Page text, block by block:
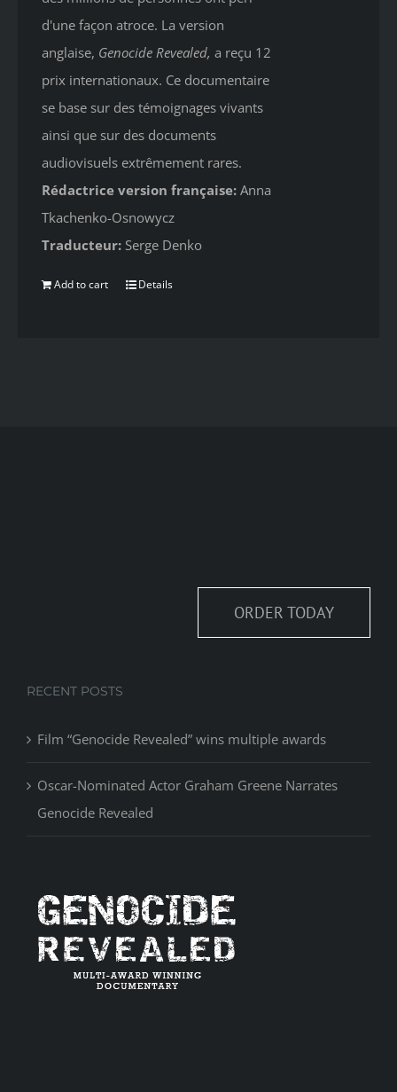
d'une façon atroce. La version
anglaise, Genocide Revealed, a reçu 12
prix internationaux. Ce documentaire
se base sur des témoignages vivants
ainsi que sur des documents
audiovisuels extrêmement rares.
Rédactrice version française: Anna
Tkachenko-Osnowycz
Traducteur: Serge Denko
Add to cart Details
ORDER TODAY
RECENT POSTS
Film “Genocide Revealed” wins multiple awards
Oscar-Nominated Actor Graham Greene Narrates
Genocide Revealed